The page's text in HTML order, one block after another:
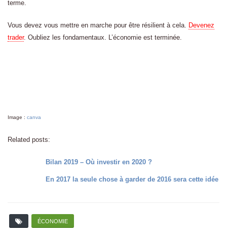
terme.
Vous devez vous mettre en marche pour être résilient à cela. Devenez
trader. Oubliez les fondamentaux. L’économie est terminée.
Image : canva
Related posts:
Bilan 2019 – Où investir en 2020 ?
En 2017 la seule chose à garder de 2016 sera cette idée
ÉCONOMIE